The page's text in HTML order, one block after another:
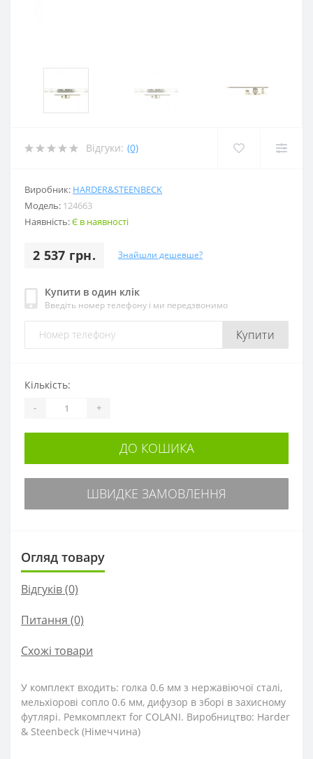
Відгуки: (0)
Виробник: HARDER&STEENBECK
Модель: 124663
Наявність:Є в наявності
2 537 грн. Знайшли дешевше?
Купити в один клік
Введіть номер телефону і ми передзвонимо
Купити
Кількість:
- +
ДО КОШИКА
ШВИДКЕ ЗАМОВЛЕННЯ
Огляд товару
Відгуків (0)
Питання (0)
Схожі товари
У комплект входить: голка 0.6 мм з нержавіючої сталі,
мельхіорові сопло 0.6 мм, дифузор в зборі в захисному
футлярі. Ремкомплект for COLANI. Виробництво: Harder
& Steenbeck (Німеччина)